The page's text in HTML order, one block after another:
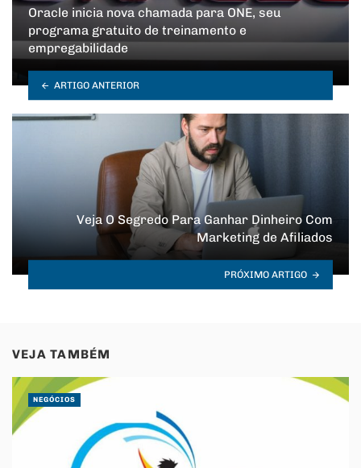
Oracle inicia nova chamada para ONE, seu
programa gratuito de treinamento e
empregabilidade
ARTIGO ANTERIOR
Veja O Segredo Para Ganhar Dinheiro Com
Marketing de Afiliados
PRÓXIMO ARTIGO
VEJA TAMBÉM
NEGÓCIOS